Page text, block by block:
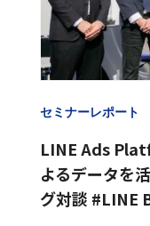
セミナーレポート
LINE Ads
よるデータを
グ対談 #LINE